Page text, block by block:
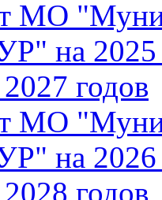
МО
на 2025
годов
МО
на 2026
годов